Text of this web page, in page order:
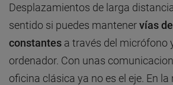
Desplazamientos de larga
sentido si puedes mantenervías
constantes a través del micrófono
ordenador. Con unas
oficina clásica ya no es el eje. En la